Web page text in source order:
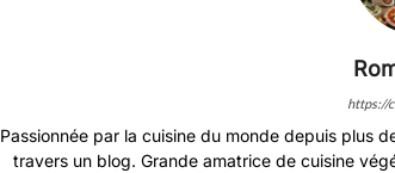
https://
Passionnée par la cuisine du monde depuis plus
travers un blog. Grande amatrice de cuisine